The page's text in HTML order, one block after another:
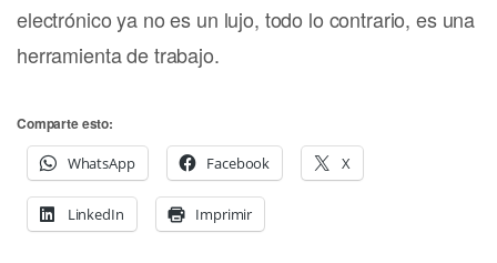
electrónico ya no es un lujo, todo lo contrario, es una
herramienta de trabajo.
Comparte esto:
WhatsApp
Facebook X
LinkedIn Imprimir